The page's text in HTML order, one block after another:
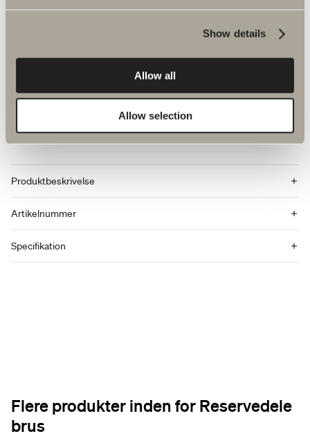
Show details
Allow all
Allow selection
Produktfakta
Produktbeskrivelse
Artikelnummer
Specifikation
Flere produkter inden for Reservedele
brus